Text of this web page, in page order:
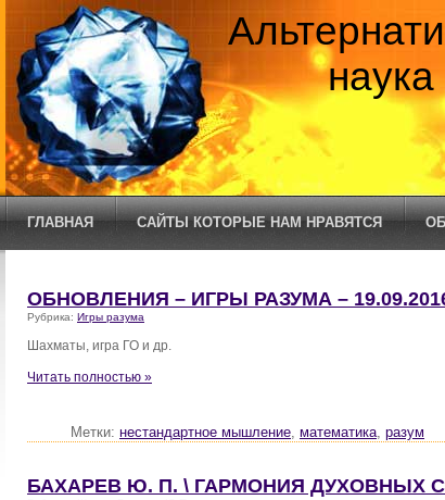
наука
ГЛАВНАЯ САЙТЫ КОТОРЫЕ НАМ НРАВЯТСЯ
ОБНОВЛЕНИЯ – ИГРЫ РАЗУМА –
Рубрика: Игры разума
Шахматы, игра ГО и др.
Читать полностью »
Метки: нестандартное мышление, математика, разум
БАХАРЕВ Ю. П. \ ГАРМОНИЯ ДУХОВНЫХ